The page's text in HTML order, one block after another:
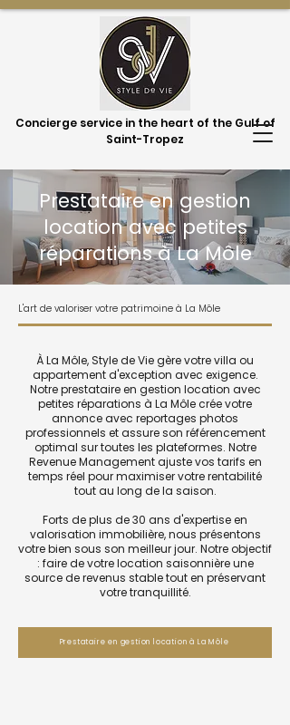
Concierge service in the heart of the Gulf of
Saint-Tropez
Prestataire en gestion
location avec petites
réparations à La Môle
L'art de valoriser votre patrimoine à La Môle
À La Môle, Style de Vie gère votre villa ou
appartement d'exception avec exigence.
Notre prestataire en gestion location avec
petites réparations à La Môle crée votre
annonce avec reportages photos
professionnels et assure son référencement
optimal sur toutes les plateformes. Notre
Revenue Management ajuste vos tarifs en
temps réel pour maximiser votre rentabilité
tout au long de la saison.
Forts de plus de 30 ans d'expertise en
valorisation immobilière, nous présentons
votre bien sous son meilleur jour. Notre objectif
: faire de votre location saisonnière une
source de revenus stable tout en préservant
votre tranquillité.
Prestataire en gestion location à La Môle